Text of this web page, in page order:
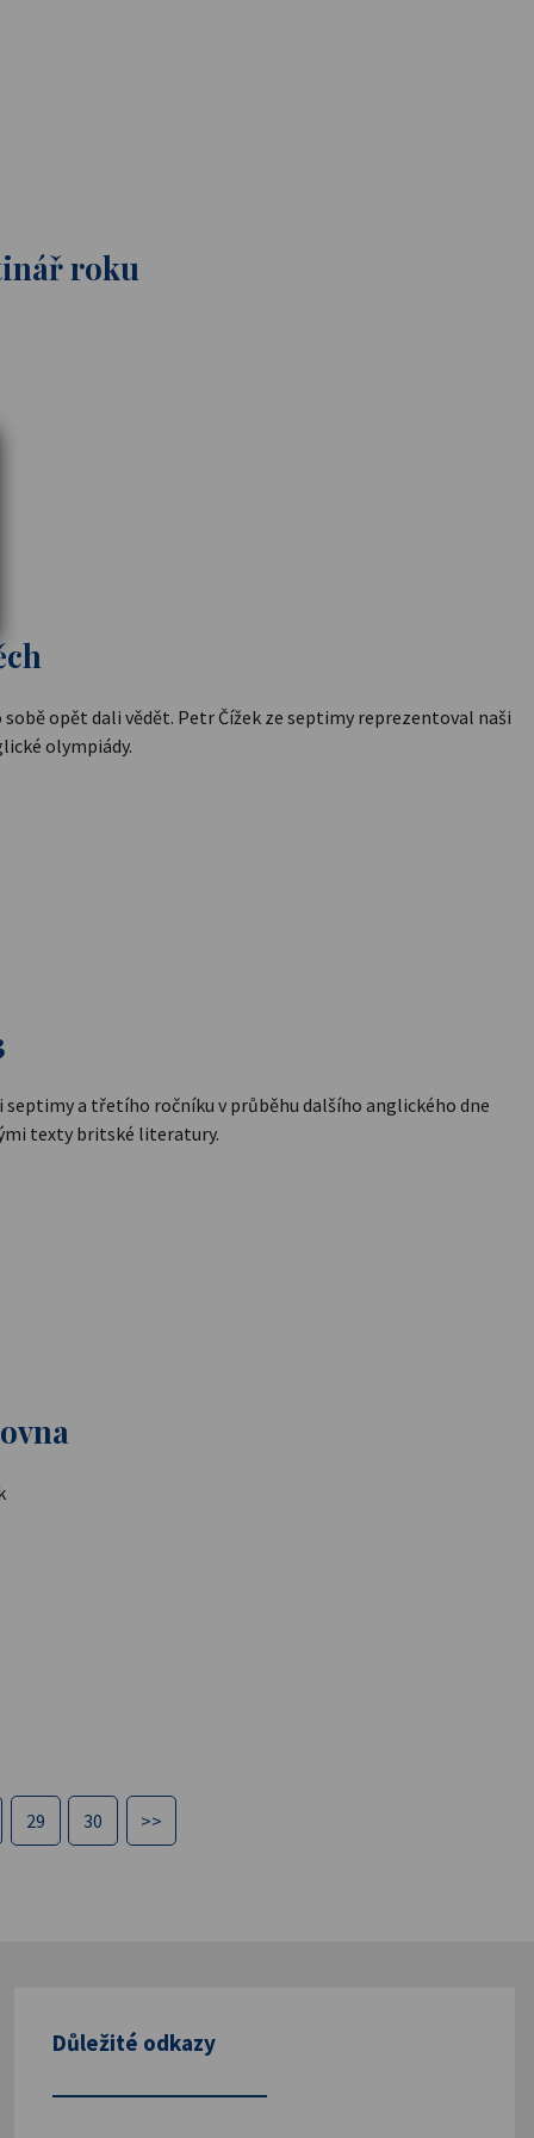
roku
sobě opět dali vědět. Petr Čížek ze septimy reprezentoval naši
olympiády.
septimy a třetího ročníku v průběhu dalšího anglického dne
texty britské literatury.
29 30 >>
Důležité odkazy